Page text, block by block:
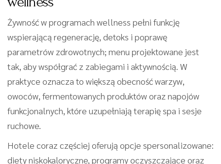
Żywność w programach wellness pełni funkcję
wspierającą regenerację, detoks i poprawę
parametrów zdrowotnych; menu projektowane jest
tak, aby współgrać z zabiegami i aktywnością. W
praktyce oznacza to większą obecność warzyw,
owoców, fermentowanych produktów oraz napojów
funkcjonalnych, które uzupełniają terapię spa i sesje
ruchowe.
Hotele coraz częściej oferują opcje spersonalizowane:
diety niskokaloryczne, programy oczyszczające oraz